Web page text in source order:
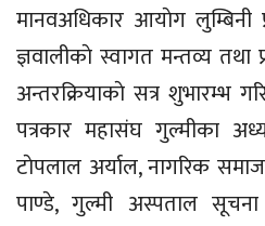
मानवअधिकार आयाेग
ज्ञवालीकाे स्वागत मन्तव्य तथा
अन्तरक्रियाकाे सत्र शुभारम्भ
पत्रकार महासंघ गुल्मीका
टाेपलाल अर्याल, नागरिक
पाण्डे, गुल्मी अस्पताल